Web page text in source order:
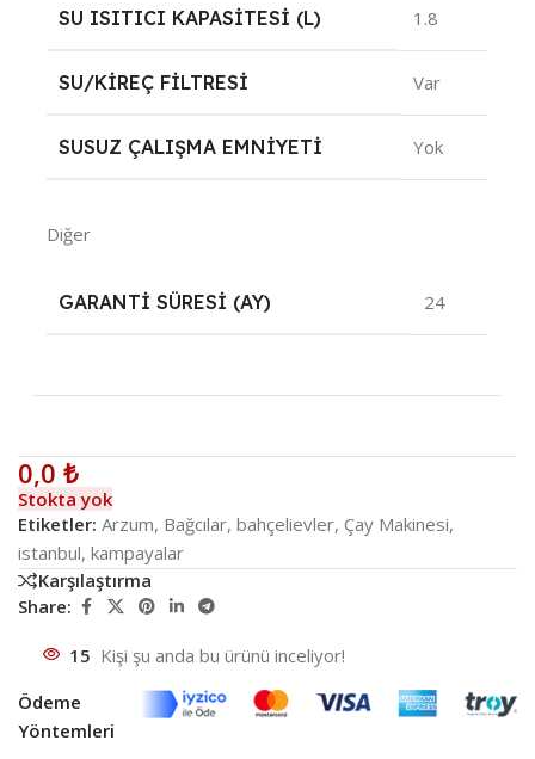
SU ISITICI KAPASITESI (L) 1.8
SU/KIREÇ FILTRESI Var
SUSUZ ÇALIŞMA EMNIYETI Yok
Diğer
GARANTI SÜRESI (AY) 24
0,0 ₺
Stokta yok
Etiketler: Arzum, Bağcılar, bahçelievler, Çay Makinesi,
istanbul, kampayalar
Karşılaştırma
Share:
15 Kişi şu anda bu ürünü inceliyor!
Ödeme
Yöntemleri